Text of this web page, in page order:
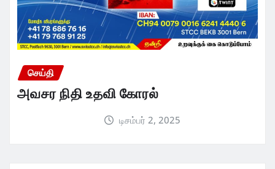
செய்தி
அவசர நிதி உதவி கோரல்
டிசம்பர் 2, 2025